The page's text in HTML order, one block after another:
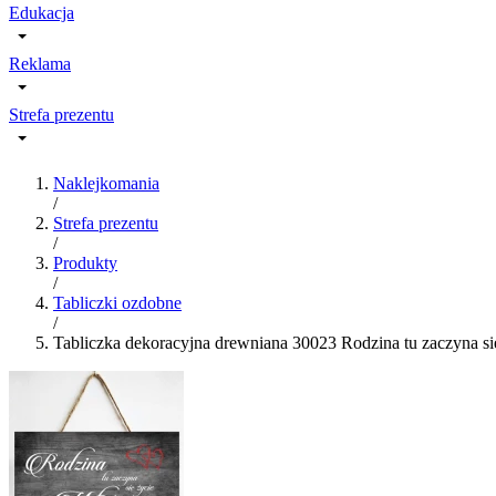
Edukacja
Reklama
Strefa prezentu
Naklejkomania
/
Strefa prezentu
/
Produkty
/
Tabliczki ozdobne
/
Tabliczka dekoracyjna drewniana 30023 Rodzina tu zaczyna